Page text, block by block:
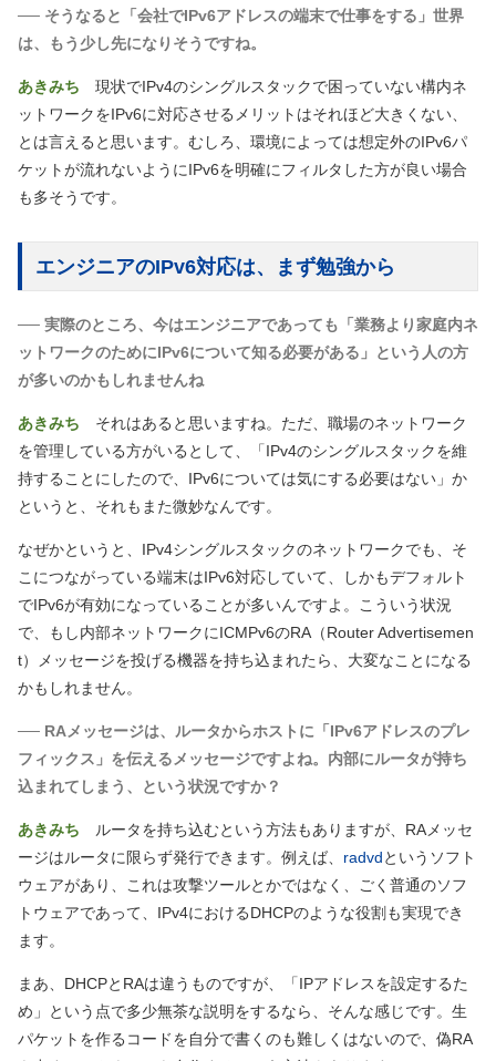
── そうなると「会社でIPv6アドレスの端末で仕事をする」世界
は、もう少し先になりそうですね。
あきみち 現状でIPv4のシングルスタックで困っていない構内ネ
ットワークをIPv6に対応させるメリットはそれほど大きくない、
とは言えると思います。むしろ、環境によっては想定外のIPv6パ
ケットが流れないようにIPv6を明確にフィルタした方が良い場合
も多そうです。
エンジニアのIPv6対応は、まず勉強から
── 実際のところ、今はエンジニアであっても「業務より家庭内ネ
ットワークのためにIPv6について知る必要がある」という人の方
が多いのかもしれませんね
あきみち それはあると思いますね。ただ、職場のネットワーク
を管理している方がいるとして、「IPv4のシングルスタックを維
持することにしたので、IPv6については気にする必要はない」か
というと、それもまた微妙なんです。
なぜかというと、IPv4シングルスタックのネットワークでも、そ
こにつながっている端末はIPv6対応していて、しかもデフォルト
でIPv6が有効になっていることが多いんですよ。こういう状況
で、もし内部ネットワークにICMPv6のRA （Router Advertisemen
t）
メッセージを投げる機器を持ち込まれたら、大変なことになる
かもしれません。
── RAメッセージは、ルータからホストに「IPv6アドレスのプレ
フィックス」を伝えるメッセージですよね。内部にルータが持ち
込まれてしまう、という状況ですか？
あきみち ルータを持ち込むという方法もありますが、RAメッセ
ージはルータに限らず発行できます。例えば、 radvdというソフト
ウェアがあり、これは攻撃ツールとかではなく、ごく普通のソフ
トウェアであって、IPv4におけるDHCPのような役割も実現でき
ます。
まあ、DHCPとRAは違うものですが、「IPアドレスを設定するた
め」という点で多少無茶な説明をするなら、そんな感じです。生
パケットを作るコードを自分で書くのも難しくはないので、偽RA